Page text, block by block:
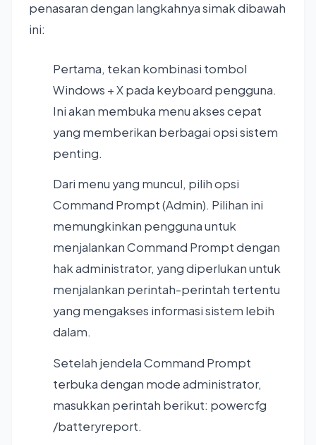
penasaran dengan langkahnya simak dibawah
ini:
Pertama, tekan kombinasi tombol
Windows + X pada keyboard pengguna.
Ini akan membuka menu akses cepat
yang memberikan berbagai opsi sistem
penting.
Dari menu yang muncul, pilih opsi
Command Prompt (Admin). Pilihan ini
memungkinkan pengguna untuk
menjalankan Command Prompt dengan
hak administrator, yang diperlukan untuk
menjalankan perintah-perintah tertentu
yang mengakses informasi sistem lebih
dalam.
Setelah jendela Command Prompt
terbuka dengan mode administrator,
masukkan perintah berikut: powercfg
/batteryreport.